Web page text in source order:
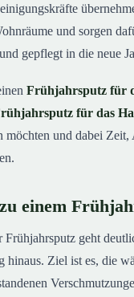
und sorgen
gepflegt in die neue
Frühjahrsputz für
für das
möchten und dabei
einem
Frühjahrsputz geht
hinaus. Ziel ist es, die